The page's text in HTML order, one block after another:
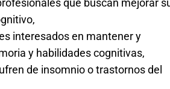
que buscan mejorar
interesados en mantener y
y habilidades cognitivas,
de insomnio o trastornos del